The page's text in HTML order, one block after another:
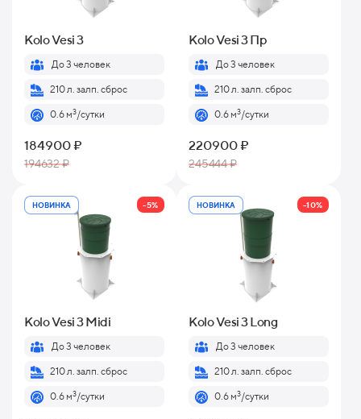
Kolo Vesi 3
До 3 человек
210 л. залп. сброс
0.6 м3/сутки
184900 ₽
194632 ₽
Kolo Vesi 3 Пр
До 3 человек
210 л. залп. сброс
0.6 м3/сутки
220900 ₽
245444 ₽
НОВИНКА -5%
Kolo Vesi 3 Midi
До 3 человек
210 л. залп. сброс
0.6 м3/сутки
НОВИНКА -10%
Kolo Vesi 3 Long
До 3 человек
210 л. залп. сброс
0.6 м3/сутки